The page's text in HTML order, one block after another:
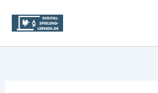
Inhalt
springen